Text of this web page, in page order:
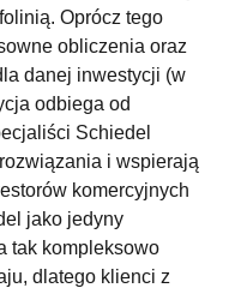
Oprócz tego
obliczenia oraz
danej inwestycji (w
odbiega od
Schiedel
i wspierają
komercyjnych
jako jedyny
tak kompleksowo
dlatego klienci z